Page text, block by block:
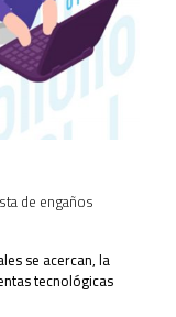
de engaños
se acercan, la
tecnológicas